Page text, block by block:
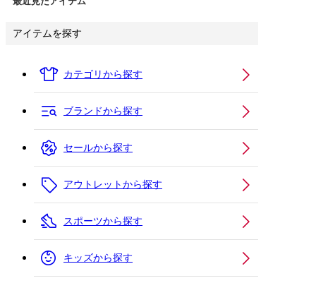
アイテムを探す
カテゴリから探す
ブランドから探す
セールから探す
アウトレットから探す
スポーツから探す
キッズから探す